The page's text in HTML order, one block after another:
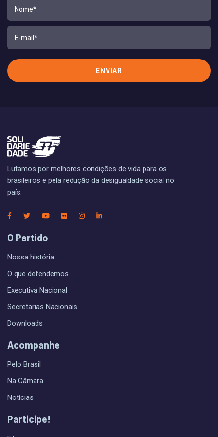
Lutamos por melhores condições de vida para os
brasileiros e pela redução da desigualdade social no
país.
O Partido
Nossa história
O que defendemos
Executiva Nacional
Secretarias Nacionais
Downloads
Acompanhe
Pelo Brasil
Na Câmara
Notícias
Participe!